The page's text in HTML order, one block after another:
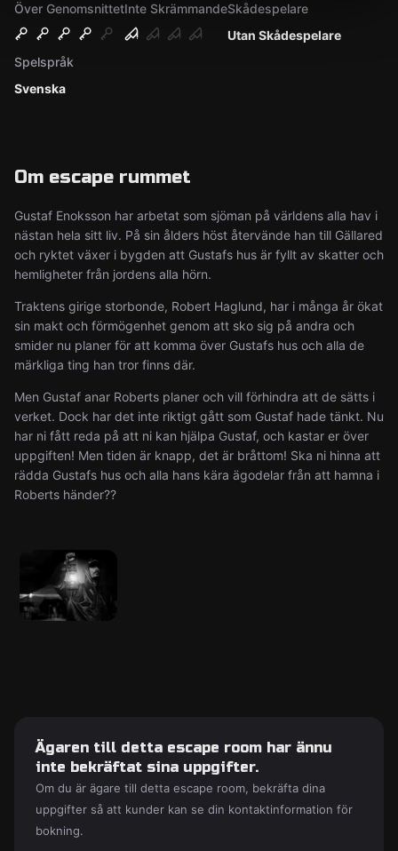
Över GenomsnittetInte Skrämmande
Utan Skådespelare
Skådespelare
Svenska
Spelspråk
Om escape rummet
Gustaf Enoksson har arbetat som sjöman på världens alla hav i
nästan hela sitt liv. På sin ålders höst återvände han till Gällared
och ryktet växer i bygden att Gustafs hus är fyllt av skatter och
hemligheter från jordens alla hörn.
Traktens girige storbonde, Robert Haglund, har i många år ökat
sin makt och förmögenhet genom att sko sig på andra och
smider nu planer för att komma över Gustafs hus och alla de
märkliga ting han tror finns där.
Men Gustaf anar Roberts planer och vill förhindra att de sätts i
verket. Dock har det inte riktigt gått som Gustaf hade tänkt. Nu
har ni fått reda på att ni kan hjälpa Gustaf, och kastar er över
uppgiften! Men tiden är knapp, det är bråttom! Ska ni hinna att
rädda Gustafs hus och alla hans kära ägodelar från att hamna i
Roberts händer??
Ägaren till detta escape room har ännu
inte bekräftat sina uppgifter.
Om du är ägare till detta escape room, bekräfta dina
uppgifter så att kunder kan se din kontaktinformation för
bokning.